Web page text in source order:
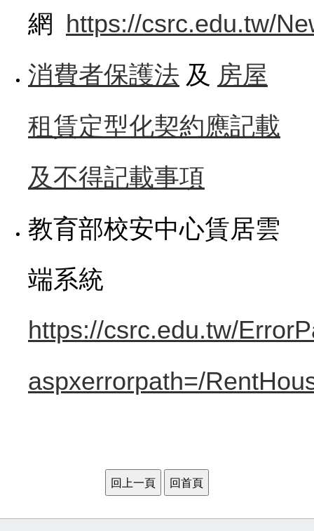
網 https://csrc.edu.tw/
消費者保護法 及 房屋
租賃定型化契約應記載
及不得記載事項
教育部校安中心賃居雲
端系統
https://csrc.edu.tw/
aspxerrorpath=/